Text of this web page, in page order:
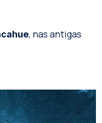
, nas antigas